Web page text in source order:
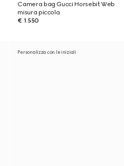
Camera bag Gucci Horsebit Web
misura piccola
€ 1.550
Personalizza con le iniziali